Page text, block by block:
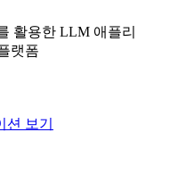
활용한 LLM 애플리
랫폼
션 보기